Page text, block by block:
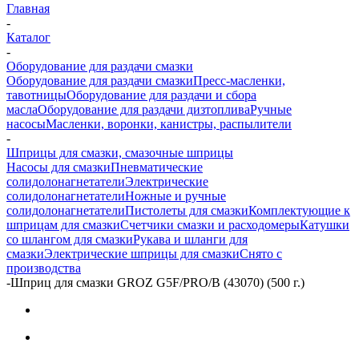
Главная
-
Каталог
-
Оборудование для раздачи смазки
Оборудование для раздачи смазкиПресс-масленки,
тавотницыОборудование для раздачи и сбора
маслаОборудование для раздачи дизтопливаРучные
насосыМасленки, воронки, канистры, распылители
-
Шприцы для смазки, смазочные шприцы
Насосы для смазкиПневматические
солидолонагнетателиЭлектрические
солидолонагнетателиНожные и ручные
солидолонагнетателиПистолеты для смазкиКомплектующие к
шприцам для смазкиСчетчики смазки и расходомерыКатушки
со шлангом для смазкиРукава и шланги для
смазкиЭлектрические шприцы для смазкиСнято с
производства
-Шприц для смазки GROZ G5F/PRO/B (43070) (500 г.)